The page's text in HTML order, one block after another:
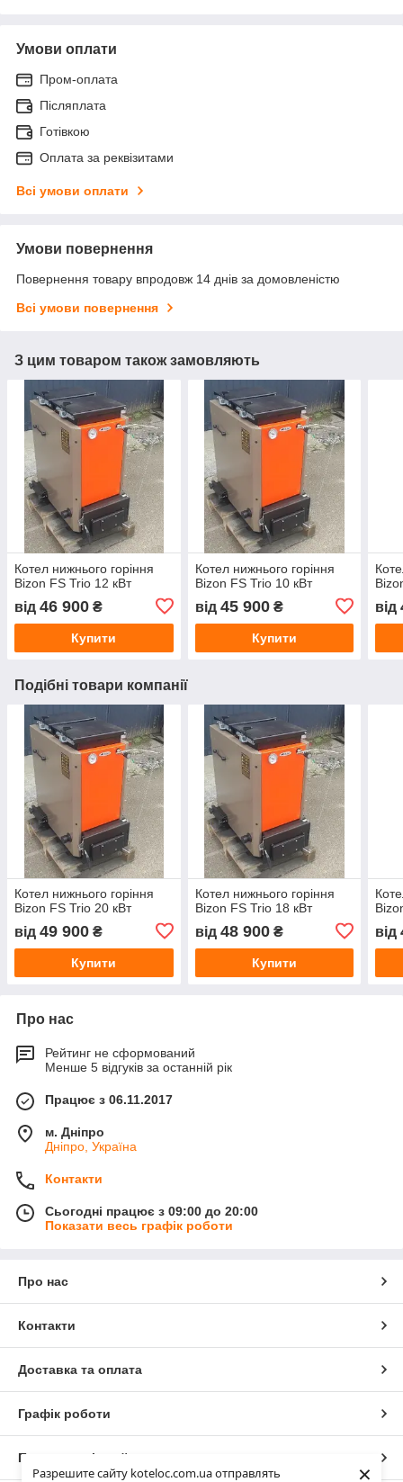
Разрешите сайту koteloc.com.ua отправлять
×
Умови оплати
Пром-оплата
Післяплата
Готівкою
Оплата за реквізитами
Всі умови оплати
Умови повернення
Повернення товару впродовж 14 днів за домовленістю
Всі умови повернення
З цим товаром також замовляють
Котел нижнього горіння
Bizon FS Trio 12 кВт
від 46 900 ₴
Купити
Котел нижнього горіння
Bizon FS Trio 10 кВт
від 45 900₴
Купити
від
Подібні товари компанії
Котел нижнього горіння
Bizon FS Trio 20 кВт
від 49 900 ₴
Купити
Котел нижнього горіння
Bizon FS Trio 18 кВт
від 48 900₴
Купити
від
Про нас
Рейтинг не сформований
Менше 5 відгуків за останній рік
Працює з 06.11.2017
м. Дніпро
Дніпро, Україна
Контакти
Сьогодні працює з 09:00 до 20:00
Показати весь графік роботи
Про нас
Контакти
Доставка та оплата
Графік роботи
Повна версія сайту